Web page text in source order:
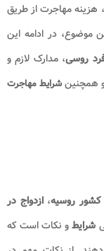
هزینه مهاجرت از طریق
در ادامه این
فرد روسی، مدارک لازم و
همچنینشرایط مهاجرت
کشور روسیه،ازدواج در
شرایطو نکات است که